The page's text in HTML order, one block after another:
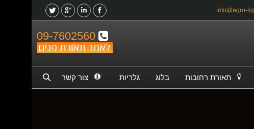
תאורת רחובות בלוג גלריות צור קשר